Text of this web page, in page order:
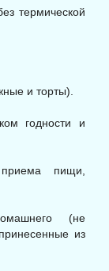
термической
и торты).
годности и
пищи,
(не
из